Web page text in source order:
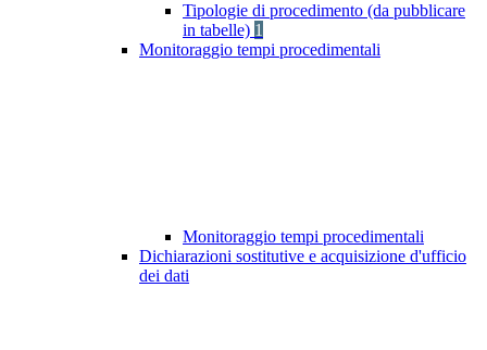
Tipologie di procedimento (da pubblicare
in tabelle) 1
Monitoraggio tempi procedimentali
Monitoraggio tempi procedimentali
Dichiarazioni sostitutive e acquisizione d'ufficio
dei dati